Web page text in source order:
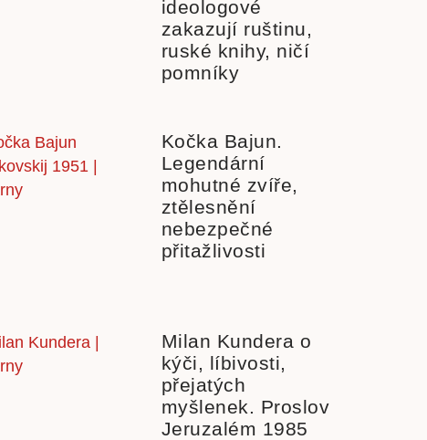
ideologové
zakazují ruštinu,
ruské knihy, ničí
pomníky
Kočka Bajun.
Legendární
mohutné zvíře,
ztělesnění
nebezpečné
přitažlivosti
Milan Kundera o
kýči, líbivosti,
přejatých
myšlenek. Proslov
Jeruzalém 1985